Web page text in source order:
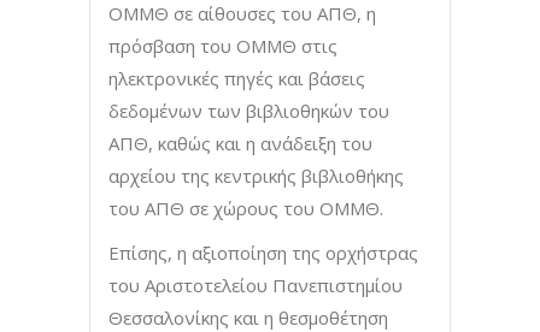
ΟΜΜΘ σε αίθουσες του ΑΠΘ, η
πρόσβαση του ΟΜΜΘ στις
ηλεκτρονικές πηγές και βάσεις
δεδομένων των βιβλιοθηκών του
ΑΠΘ, καθώς και η ανάδειξη του
αρχείου της κεντρικής βιβλιοθήκης
του ΑΠΘ σε χώρους του ΟΜΜΘ.
Επίσης, η αξιοποίηση της ορχήστρας
του Αριστοτελείου Πανεπιστημίου
Θεσσαλονίκης και η θεσμοθέτηση